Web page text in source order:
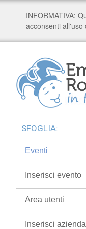
SFOGLIA:
Eventi
Inserisci evento
Area utenti
Inserisci azienda